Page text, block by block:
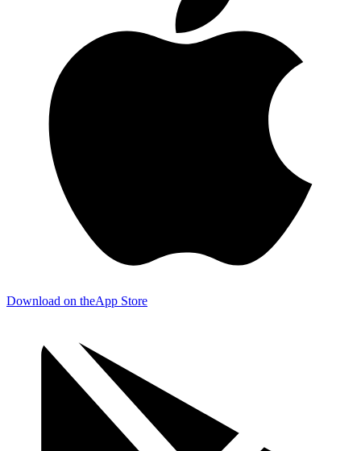
Download on theApp Store